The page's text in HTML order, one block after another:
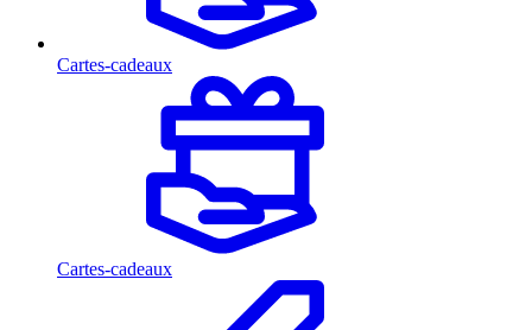
Cartes-cadeaux
Cartes-cadeaux